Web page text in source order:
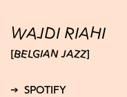
WAJDI RIAHI
BELGIAN JAZZ